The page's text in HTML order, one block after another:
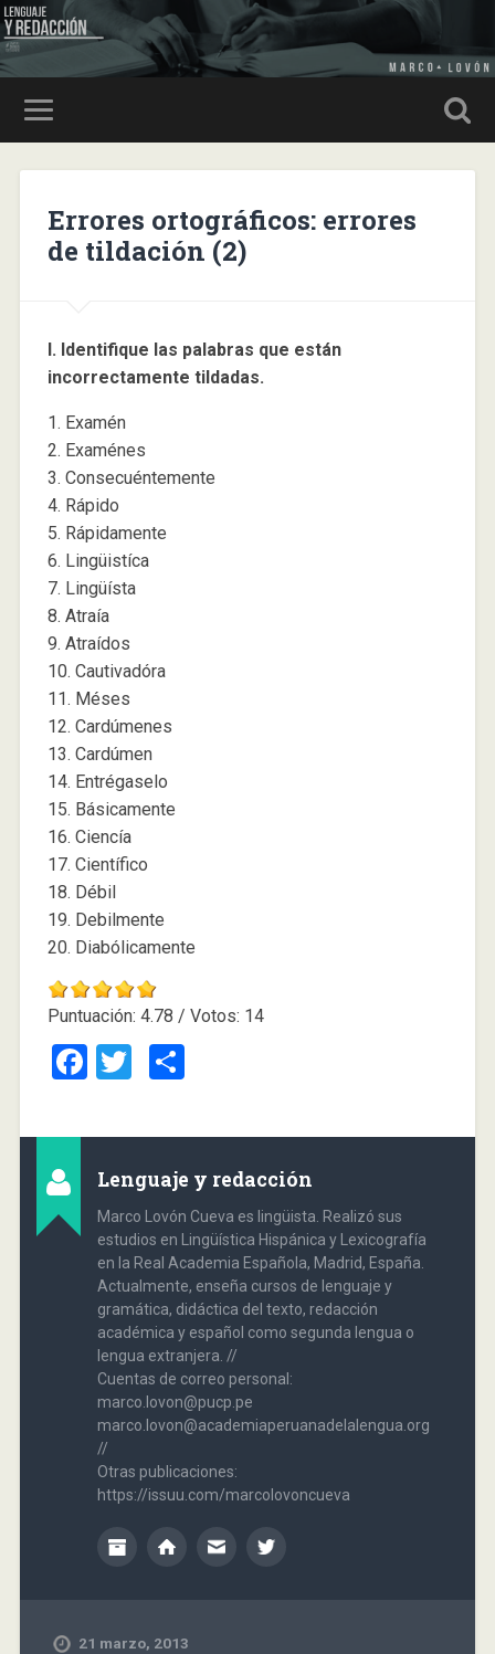
Errores ortográficos: errores
de tildación (2)
I. Identifique las palabras que están
incorrectamente tildadas.
1. Examén
2. Examénes
3. Consecuéntemente
4. Rápido
5. Rápidamente
6. Lingüistíca
7. Lingüísta
8. Atraía
9. Atraídos
10. Cautivadóra
11. Méses
12. Cardúmenes
13. Cardúmen
14. Entrégaselo
15. Básicamente
16. Ciencía
17. Científico
18. Débil
19. Debilmente
20. Diabólicamente
Puntuación: 4.78 / Votos: 14
Facebook
TwitterCompartir
Lenguaje y redacción
Marco Lovón Cueva es lingüista. Realizó sus
estudios en Lingüística Hispánica y Lexicografía
en la Real Academia Española, Madrid, España.
Actualmente, enseña cursos de lenguaje y
gramática, didáctica del texto, redacción
académica y español como segunda lengua o
lengua extranjera. //
Cuentas de correo personal:
marco.lovon@pucp.pe
marco.lovon@academiaperuanadelalengua.org
//
Otras publicaciones:
https://issuu.com/marcolovoncueva
21 marzo, 2013